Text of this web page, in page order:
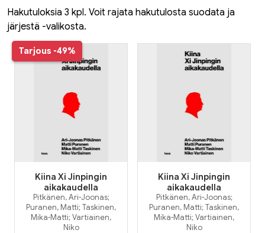
Hakutuloksia 3 kpl. Voit rajata hakutulosta suodata ja
järjestä -valikosta.
Tarjous -49%
Kiina Xi Jinpingin
aikakaudella
Pitkänen, Ari-Joonas;
Puranen, Matti; Taskinen,
Mika-Matti; Vartiainen,
Niko
Kiina Xi Jinpingin
aikakaudella
Pitkänen, Ari-Joonas;
Puranen, Matti; Taskinen,
Mika-Matti; Vartiainen,
Niko